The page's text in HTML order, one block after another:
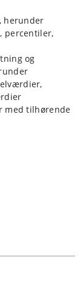
herunder
percentiler,
og
med tilhørende